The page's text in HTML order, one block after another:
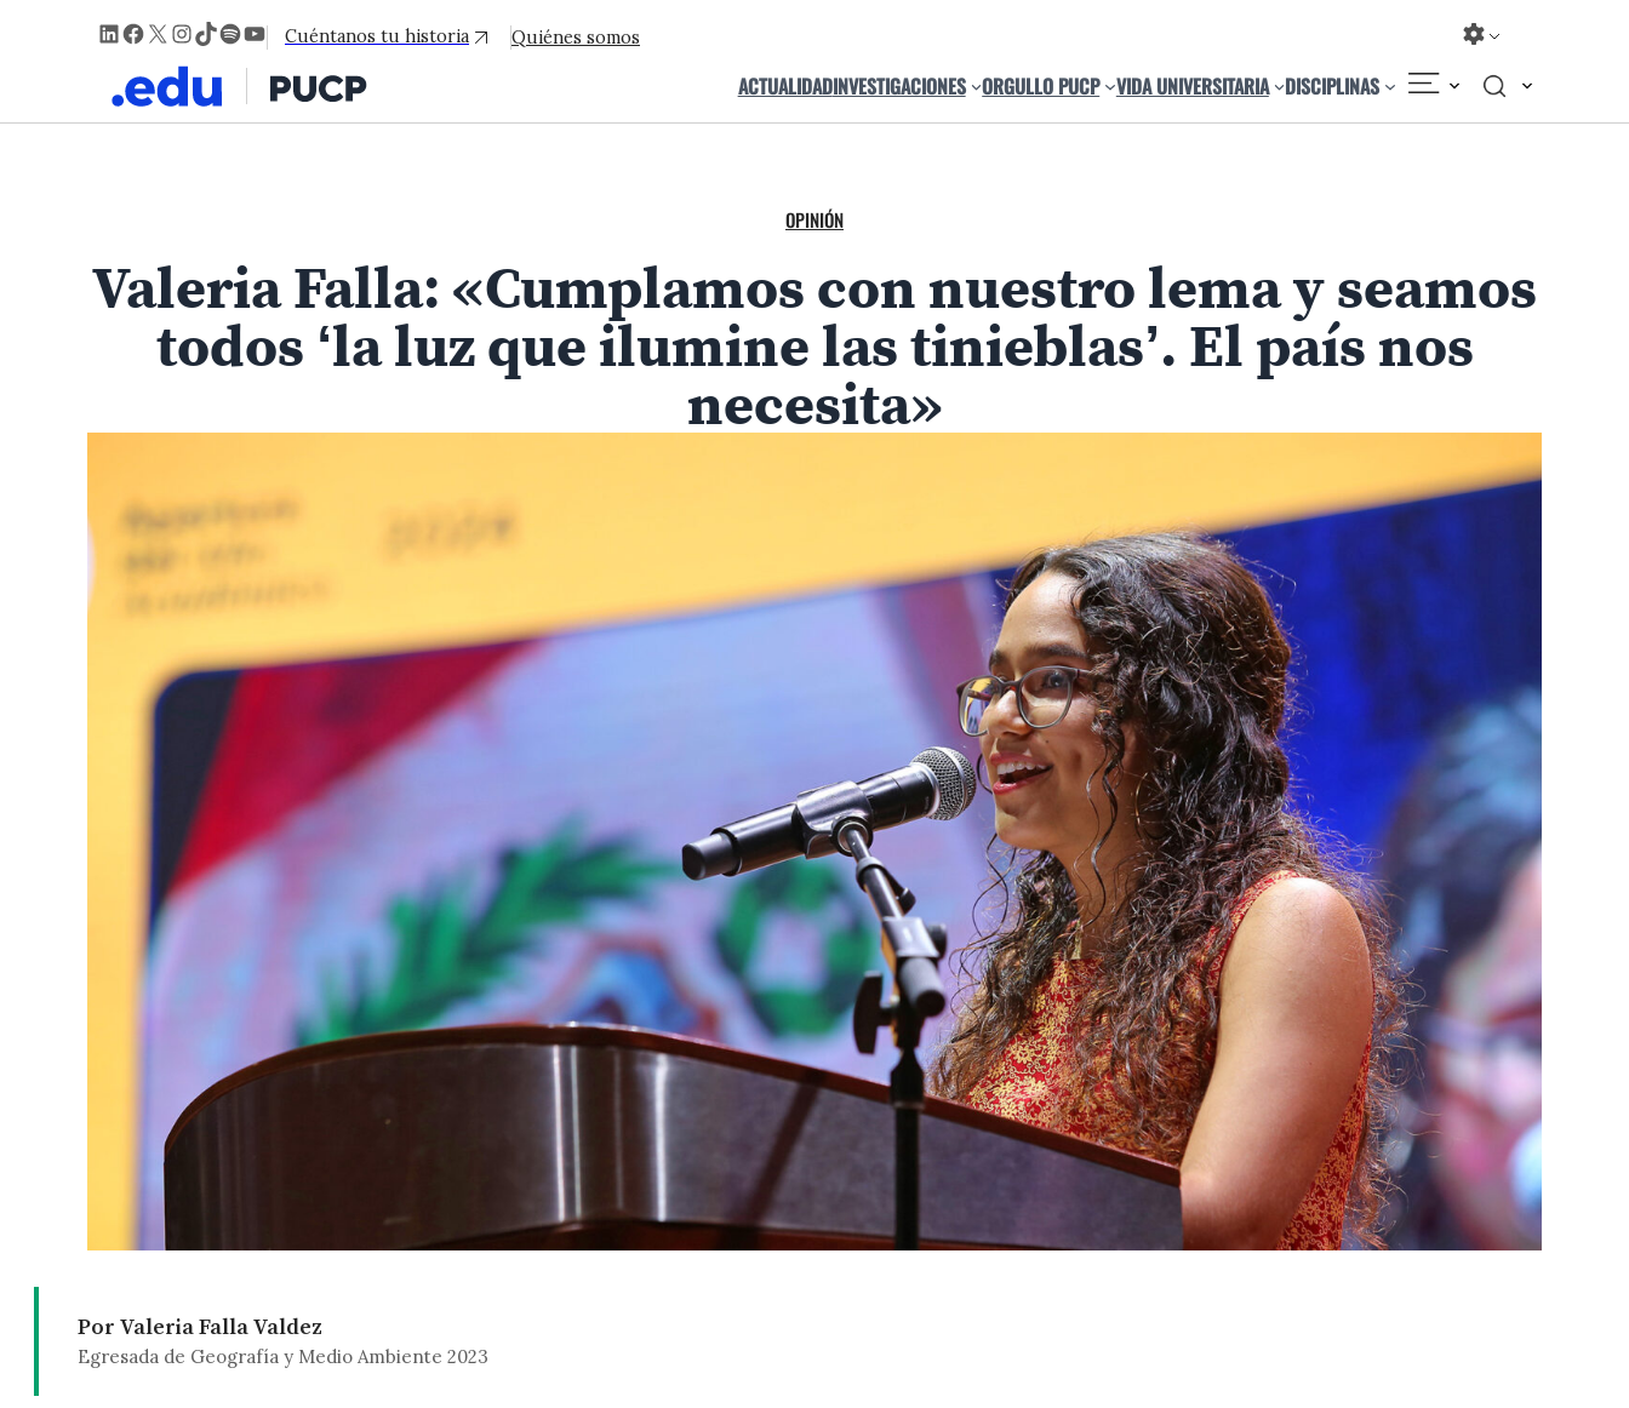
LinkedIn
Facebook
X Instagram
TikTok
Spotify
YouTube
Cuéntanos tu historia Quiénes somos
ACTUALIDADINVESTIGACIONES ORGULLO PUCP VIDA UNIVERSITARIA DISCIPLINAS
OPINIÓN
Valeria Falla: «Cumplamos con nuestro lema y seamos
todos ‘la luz que ilumine las tinieblas’. El país nos
necesita»
Por Valeria Falla Valdez
Egresada de Geografía y Medio Ambiente 2023